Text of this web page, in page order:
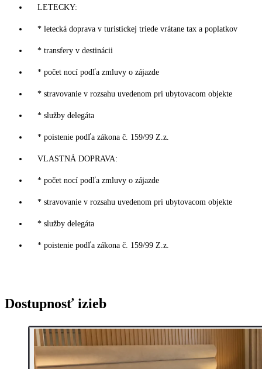
LETECKY:
* letecká doprava v turistickej triede vrátane tax a poplatkov
* transfery v destinácii
* počet nocí podľa zmluvy o zájazde
* stravovanie v rozsahu uvedenom pri ubytovacom objekte
* služby delegáta
* poistenie podľa zákona č. 159/99 Z.z.
VLASTNÁ DOPRAVA:
* počet nocí podľa zmluvy o zájazde
* stravovanie v rozsahu uvedenom pri ubytovacom objekte
* služby delegáta
* poistenie podľa zákona č. 159/99 Z.z.
Dostupnosť izieb